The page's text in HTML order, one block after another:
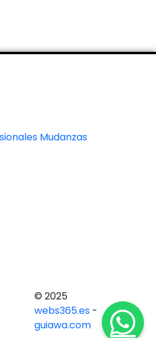
Mudanzas
© 2025
webs365.es -
guiawa.com